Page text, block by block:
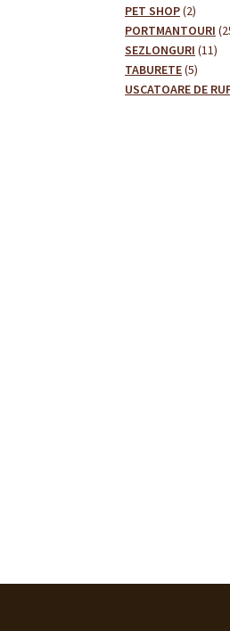
PET SHOP 22
PORTMANTOURI
SEZLONGURI 1111
TABURETE 55
USCATOARE DE